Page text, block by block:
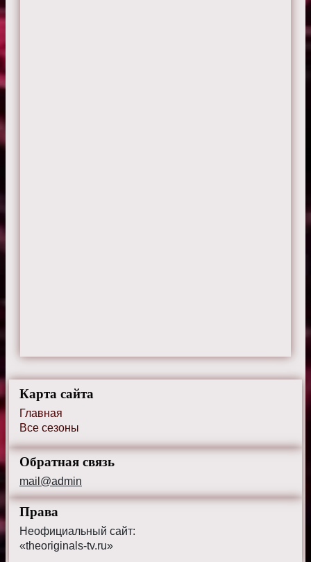
Карта сайта
Главная
Все сезоны
Обратная связь
mail@admin
Права
Неофициальный сайт:
«theoriginals-tv.ru»